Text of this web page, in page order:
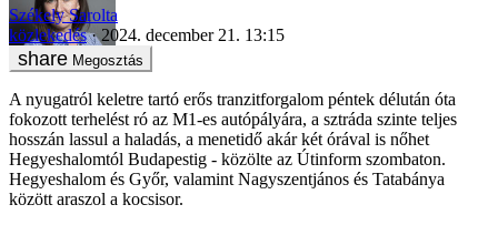
Székely Sarolta
közlekedés
2024. december 21. 13:15
Megosztás
A nyugatról keletre tartó erős tranzitforgalom péntek délután óta
fokozott terhelést ró az M1-es autópályára, a sztráda szinte teljes
hosszán lassul a haladás, a menetidő akár két órával is nőhet
Hegyeshalomtól Budapestig - közölte az Útinform szombaton.
Hegyeshalom és Győr, valamint Nagyszentjános és Tatabánya
között araszol a kocsisor.